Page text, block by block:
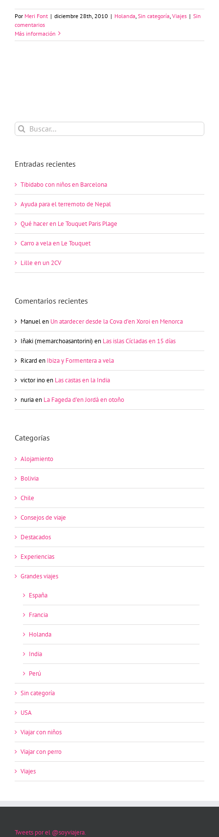
Por Meri Font | diciembre 28th, 2010 | Holanda Sin categoría Viajes | Sin
comentarios
Más información
Buscar:
Entradas recientes
Tibidabo con niños en Barcelona
Ayuda para el terremoto de Nepal
Qué hacer en Le Touquet Paris Plage
Carro a vela en Le Touquet
Lille en un 2CV
Comentarios recientes
Manuelen Un atardecer desde la Cova d’en Xoroi en Menorca
Iñaki (memarchoasantorini) en Las islas Cícladas en 15 días
Ricard en Ibiza y Formentera a vela
victor inoen Las castas en la India
nuriaen La Fageda d’en Jordà en otoño
Categorías
Alojamiento
Bolivia
Chile
Consejos de viaje
Destacados
Experiencias
Grandes viajes
España
Francia
Holanda
India
Perú
Sin categoría
USA
Viajar con niños
Viajar con perro
Viajes
Tweets por el @soyviajera.